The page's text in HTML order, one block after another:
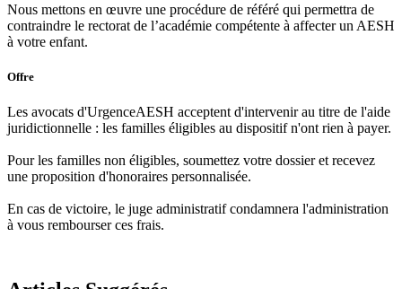
Nous mettons en œuvre une procédure de référé qui permettra de
contraindre le rectorat de l’académie compétente à affecter un AESH
à votre enfant.
Offre
Les avocats d'UrgenceAESH acceptent d'intervenir au titre de l'aide
juridictionnelle : les familles éligibles au dispositif n'ont rien à payer.
Pour les familles non éligibles, soumettez votre dossier et recevez
une proposition d'honoraires personnalisée.
En cas de victoire, le juge administratif condamnera l'administration
à vous rembourser ces frais.